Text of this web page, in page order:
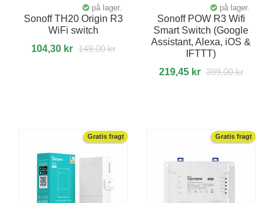
på lager.
Sonoff TH20 Origin R3
WiFi switch
104,30 kr 149,00 kr
på lager.
Sonoff POW R3 Wifi
Smart Switch (Google
Assistant, Alexa, iOS &
IFTTT)
219,45 kr 399,00 kr
Gratis fragt Gratis fragt